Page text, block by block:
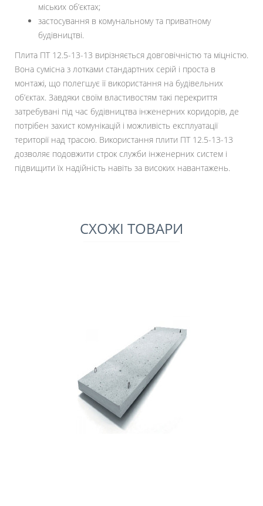
міських об’єктах;
застосування в комунальному та приватному
будівництві.
Плита ПТ 12.5-13-13 вирізняється довговічністю та міцністю.
Вона сумісна з лотками стандартних серій і проста в
монтажі, що полегшує її використання на будівельних
об’єктах. Завдяки своїм властивостям такі перекриття
затребувані під час будівництва інженерних коридорів, де
потрібен захист комунікацій і можливість експлуатації
території над трасою. Використання плити ПТ 12.5-13-13
дозволяє подовжити строк служби інженерних систем і
підвищити їх надійність навіть за високих навантажень.
СХОЖІ ТОВАРИ